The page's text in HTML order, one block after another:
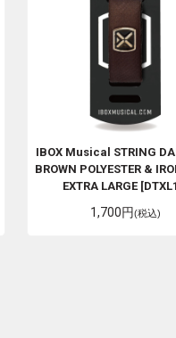
IBOX Musical STRING
BROWN POLYESTER &
EXTRA LARGE
1,700円(税込)